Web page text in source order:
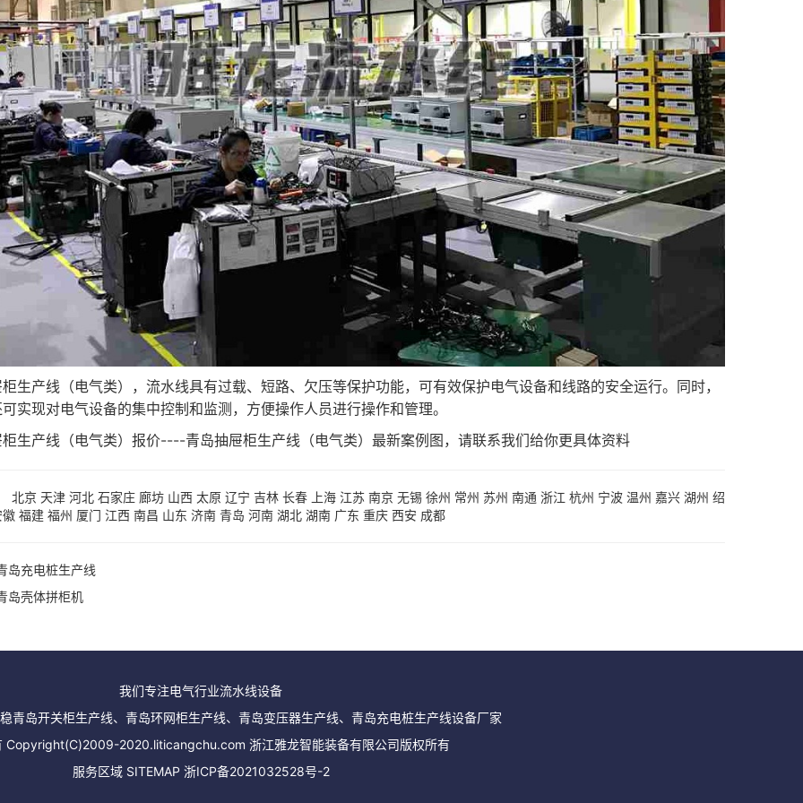
生产线（电气类），流水线具有过载、短路、欠压等保护功能，可有效保护电气设备和线路的安全运行。同时，
实现对电气设备的集中控制和监测，方便操作人员进行操作和管理。
生产线（电气类）报价----青岛抽屉柜生产线（电气类）最新案例图，请联系我们给你更具体资料
北京 天津 河北 石家庄 廊坊 山西 太原 辽宁 吉林 长春 上海 江苏 南京 无锡 徐州 常州 苏州 南通 浙江 杭州 宁波 温州 嘉兴 湖州 绍
徽 福建 福州 厦门 江西 南昌 山东 济南 青岛 河南 湖北 湖南 广东 重庆 西安 成都
岛充电桩生产线
岛壳体拼柜机
我们专注电气行业流水线设备
青岛开关柜生产线、青岛环网柜生产线、青岛变压器生产线、青岛充电桩生产线设备厂家
Copyright(C)2009-2020.liticangchu.com 浙江雅龙智能装备有限公司版权所有
服务区域 SITEMAP 浙ICP备2021032528号-2